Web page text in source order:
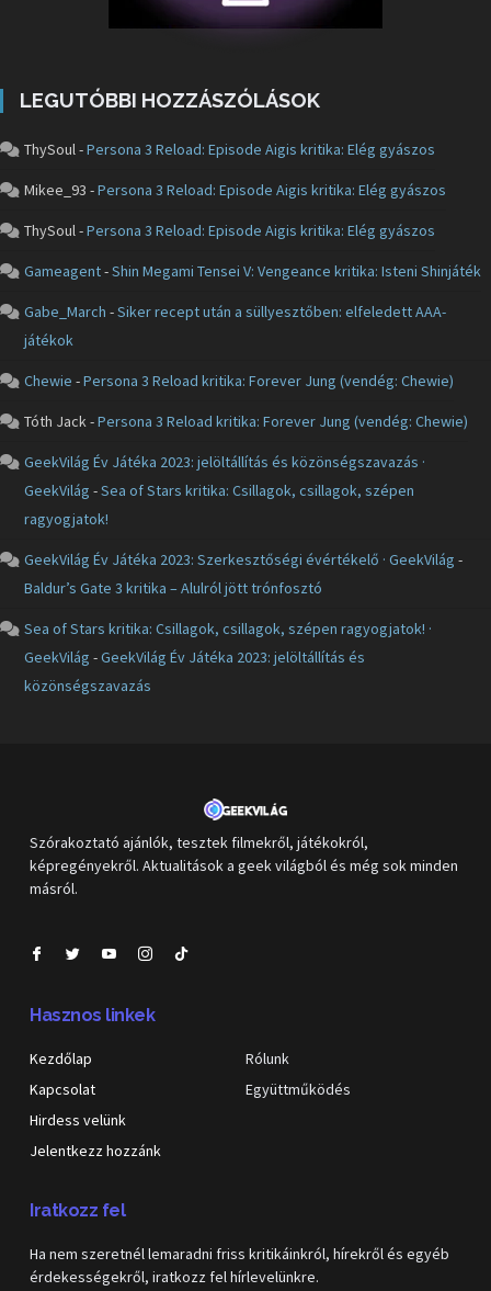
LEGUTÓBBI HOZZÁSZÓLÁSOK
ThySoul-Persona 3 Reload: Episode Aigis kritika: Elég gyászos
Mikee_93 -Persona 3 Reload: Episode Aigis kritika: Elég gyászos
ThySoul-Persona 3 Reload: Episode Aigis kritika: Elég gyászos
Gameagent-Shin Megami Tensei V: Vengeance kritika: Isteni Shinjáték
Gabe_March -Siker recept után a süllyesztőben: elfeledett AAA-
játékok
Chewie -Persona 3 Reload kritika: Forever Jung (vendég: Chewie)
Tóth Jack-Persona 3 Reload kritika: Forever Jung (vendég: Chewie)
GeekVilág Év Játéka 2023: jelöltállítás és közönségszavazás ·
GeekVilág -Sea of Stars kritika: Csillagok, csillagok, szépen
ragyogjatok!
GeekVilág Év Játéka 2023: Szerkesztőségi évértékelő · GeekVilág -
Baldur’s Gate 3 kritika – Alulról jött trónfosztó
Sea of Stars kritika: Csillagok, csillagok, szépen ragyogjatok! ·
GeekVilág -GeekVilág Év Játéka 2023: jelöltállítás és
közönségszavazás
Szórakoztató ajánlók, tesztek filmekről, játékokról,
képregényekről. Aktualitások a geek világból és még sok minden
másról.
Hasznos linkek
Kezdőlap
Kapcsolat
Hirdess velünk
Jelentkezz hozzánk
Rólunk
Együttműködés
Iratkozz fel
Ha nem szeretnél lemaradni friss kritikáinkról, hírekről és egyéb
érdekességekről, iratkozz fel hírlevelünkre.